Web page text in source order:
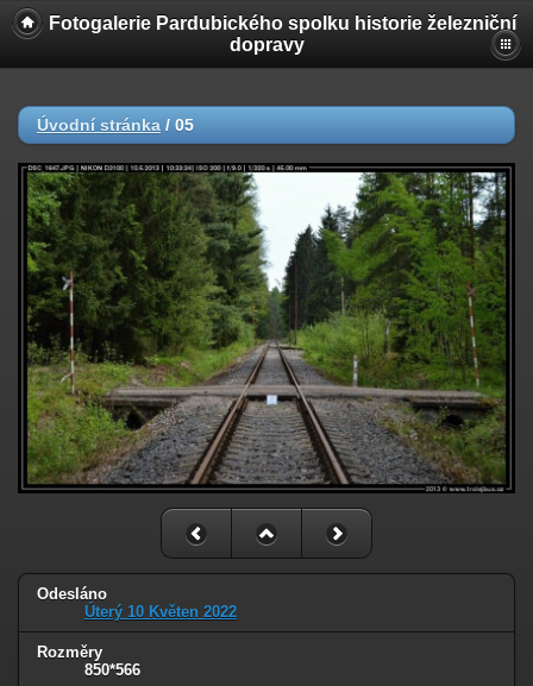
Fotogalerie Pardubického spolku historie železniční
dopravy
Úvodní stránka / 05
Odesláno
Úterý 10 Květen 2022
Rozměry
850*566